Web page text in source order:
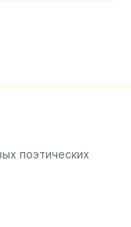
поэтических